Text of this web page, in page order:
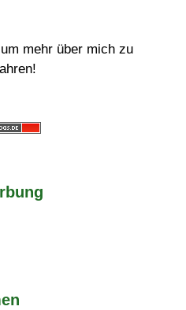
mehr über mich zu